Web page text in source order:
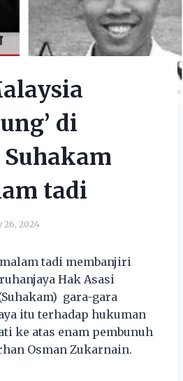
di
Suhakam
tadi
26, 2024
tadi membanjiri
Hak Asasi
gara-gara
itu terhadap hukuman
ke atas enam pembunuh
Osman Zukarnain.